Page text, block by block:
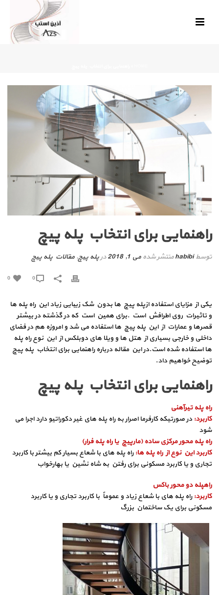
راهنمایی برای انتخاب پله پیچ
توسطhabibiمنتشر شدهمی 1, 2018 درپله پیچ,مقالات پله پیچ
0
یکی از مزایای استفاده ازپله پیچ ها بدون شک زیبایی زیاد این راه پله ها
و تاثیرات روی اطرافش است .برای همین است که در گذشته در بیشتر
قصرها و عمارات از این پله پیچ ها استفاده می شد و امروزه هم در فضای
داخلی و خارجی بسیاری از هتل ها و ویلا های دوبلکس از این نوع راه پله
ها استفاده شده است.در این مقاله درباره راهنمایی برای انتخاب پله پیچ
توضیح خواهیم داد.
راهنمایی برای انتخاب پله پیچ
راه پله تیرآهنی
کاربرد: در صورتیکه کارفرما اصرار به راه پله های غیر دکوراتیو دارد اجرا می
شود
راه پله محور مرکزی ساده (مارپیچ یا راه پله فرار)
کاربرد این نوع از راه پله ها:راه پله های با شعاع بسیار کم بیشتر با کاربرد
تجاری و یا کاربرد مسکونی برای رفتن به شاه نشین یا بهارخواب
راهپله دو محور باکس
کاربرد:راه پله های با شعاع زیاد و عموماً با کاربرد تجاری و یا کاربرد
مسکونی برای یک ساختمان بزرگ